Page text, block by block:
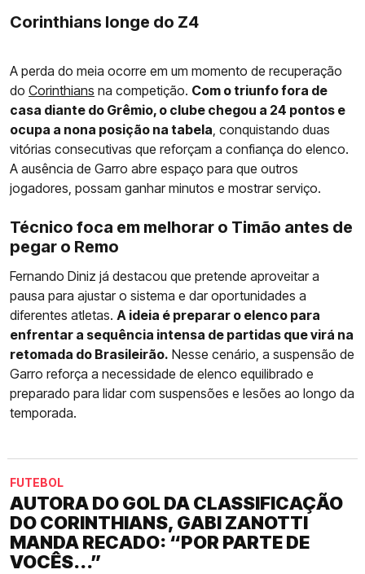
Corinthians longe do Z4
A perda do meia ocorre em um momento de recuperação
do Corinthians na competição. Com o triunfo fora de
casa diante do Grêmio, o clube chegou a 24 pontos e
ocupa a nona posição na tabela, conquistando duas
vitórias consecutivas que reforçam a confiança do elenco.
A ausência de Garro abre espaço para que outros
jogadores, possam ganhar minutos e mostrar serviço.
Técnico foca em melhorar o Timão antes de
pegar o Remo
Fernando Diniz já destacou que pretende aproveitar a
pausa para ajustar o sistema e dar oportunidades a
diferentes atletas. A ideia é preparar o elenco para
enfrentar a sequência intensa de partidas que virá na
retomada do Brasileirão. Nesse cenário, a suspensão de
Garro reforça a necessidade de elenco equilibrado e
preparado para lidar com suspensões e lesões ao longo da
temporada.
FUTEBOL
AUTORA DO GOL DA CLASSIFICAÇÃO
DO CORINTHIANS, GABI ZANOTTI
MANDA RECADO: “POR PARTE DE
VOCÊS...”